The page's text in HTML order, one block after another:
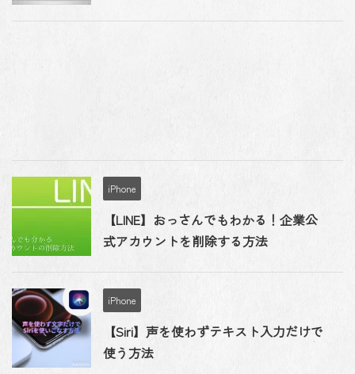
iPhone
【LINE】おっさんでもわかる！企業公
式アカウントを削除する方法
iPhone
【Siri】声を使わずテキスト入力だけで
使う方法